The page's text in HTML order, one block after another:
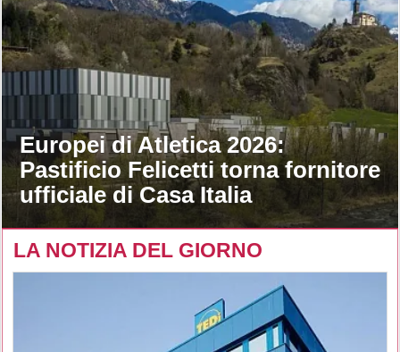
Europei di Atletica 2026:
Pastificio Felicetti torna fornitore
ufficiale di Casa Italia
LA NOTIZIA DEL GIORNO